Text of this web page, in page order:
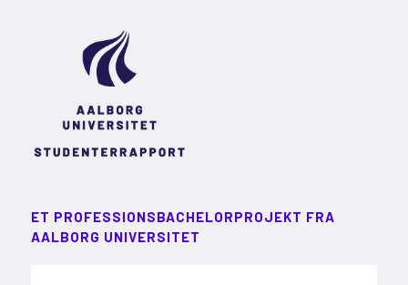
ET PROFESSIONSBACHELORPROJEKT FRA
AALBORG UNIVERSITET